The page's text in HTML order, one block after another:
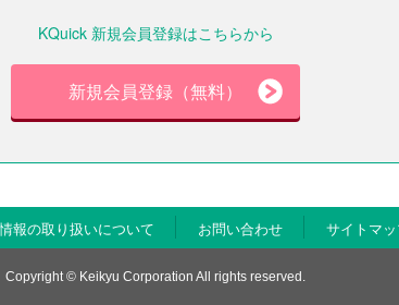
KQuick 新規会員登録はこちらから
新規会員登録（無料）
報の取り扱いについて お問い合わせ サイトマ
Copyright © Keikyu Corporation All rights reserved.